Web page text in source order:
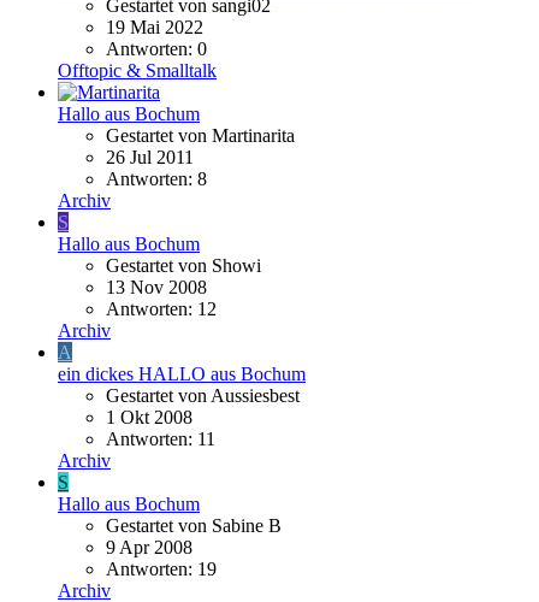
Gestartet von sangi02
19 Mai 2022
Antworten: 0
Offtopic & Smalltalk
Hallo aus Bochum
Gestartet von Martinarita
26 Jul 2011
Antworten: 8
Archiv
S
Hallo aus Bochum
Gestartet von Showi
13 Nov 2008
Antworten: 12
Archiv
A
ein dickes HALLO aus Bochum
Gestartet von Aussiesbest
1 Okt 2008
Antworten: 11
Archiv
S
Hallo aus Bochum
Gestartet von Sabine B
9 Apr 2008
Antworten: 19
Archiv